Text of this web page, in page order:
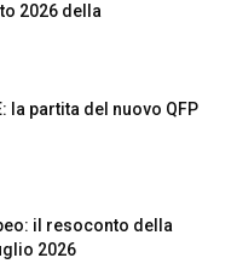
2026 della
la partita del nuovo QFP
il resoconto della
2026